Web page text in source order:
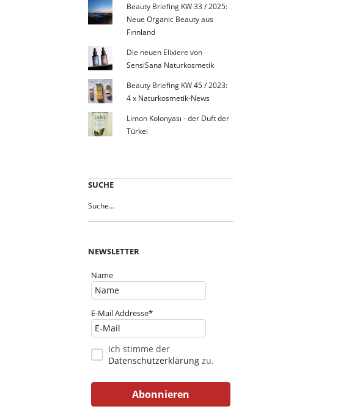
Beauty Briefing KW 33 / 2025:
Neue Organic Beauty aus
Finnland
Die neuen Elixiere von
SensiSana Naturkosmetik
Beauty Briefing KW 45 / 2023:
4 x Naturkosmetik-News
Limon Kolonyası - der Duft der
Türkei
SUCHE
NEWSLETTER
Name
E-Mail Addresse*
Ich stimme der
Datenschutzerklärung zu.